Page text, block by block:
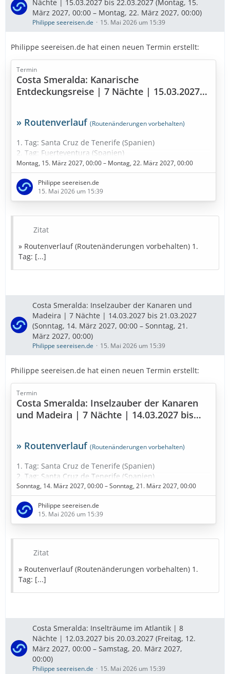
Ausflugstipps …
Nächte | 15.03.2027 bis 22.03.2027 (Montag, 15.
März 2027, 00:00 – Montag, 22. März 2027, 00:00)
Philippe seereisen.de 15. Mai 2026 um 15:39
Philippe seereisen.de hat einen neuen Termin erstellt:
Termin
Costa Smeralda: Kanarische
Entdeckungsreise | 7 Nächte | 15.03.2027
» Routenverlauf (Routenänderungen vorbehalten)
1. Tag: Santa Cruz de Tenerife (Spanien)
2. Tag: Fuerteventura (Spanien)
3. Tag: Seetag
4. Tag: Funchal - Madeira (Portugal)
5. Tag: Am dunkelsten Punkt im Kanarische Meernien
(Spanien)
6. Tag: Santa Cruz de La Palma (Spanien)
7. Tag: Gran Canaria (Spanien)
8. Tag: Santa Cruz de Tenerife (Spanien)
9. Tag: Santa Cruz de Tenerife (Spanien)
» Bestpreise in Sicht
» Bestpreise für eure Urlaubsplanung
Ausflugstipps …
Montag, 15. März 2027, 00:00 – Montag, 22. März 2027, 00:00
Philippe seereisen.de
15. Mai 2026 um 15:39
Zitat
» Routenverlauf (Routenänderungen vorbehalten) 1.
Tag: [...]
Costa Smeralda: Inselzauber der Kanaren und
Madeira | 7 Nächte | 14.03.2027 bis 21.03.2027
(Sonntag, 14. März 2027, 00:00 – Sonntag, 21.
März 2027, 00:00)
Philippe seereisen.de 15. Mai 2026 um 15:39
Philippe seereisen.de hat einen neuen Termin erstellt:
Termin
Costa Smeralda: Inselzauber der Kanaren
und Madeira | 7 Nächte | 14.03.2027 bis
» Routenverlauf (Routenänderungen vorbehalten)
1. Tag: Santa Cruz de Tenerife (Spanien)
2. Tag: Santa Cruz de Tenerife (Spanien)
3. Tag: Fuerteventura (Spanien)
4. Tag: Seetag
5. Tag: Funchal - Madeira (Portugal)
6. Tag: Am dunkelsten Punkt im Kanarische Meernien
7. Tag: Santa Cruz de La Palma (Spanien)
8. Tag: Gran Canaria (Spanien)
9. Tag: Santa Cruz de Tenerife (Spanien)
» Bestpreise in Sicht
» Bestpreise für eure Urlaubsplanung
Ausflugstipps …
Sonntag, 14. März 2027, 00:00 – Sonntag, 21. März 2027, 00:00
Philippe seereisen.de
15. Mai 2026 um 15:39
Zitat
» Routenverlauf (Routenänderungen vorbehalten) 1.
Tag: [...]
Costa Smeralda: Inselträume im Atlantik | 8
Nächte | 12.03.2027 bis 20.03.2027 (Freitag, 12.
März 2027, 00:00 – Samstag, 20. März 2027,
00:00)
Philippe seereisen.de 15. Mai 2026 um 15:39